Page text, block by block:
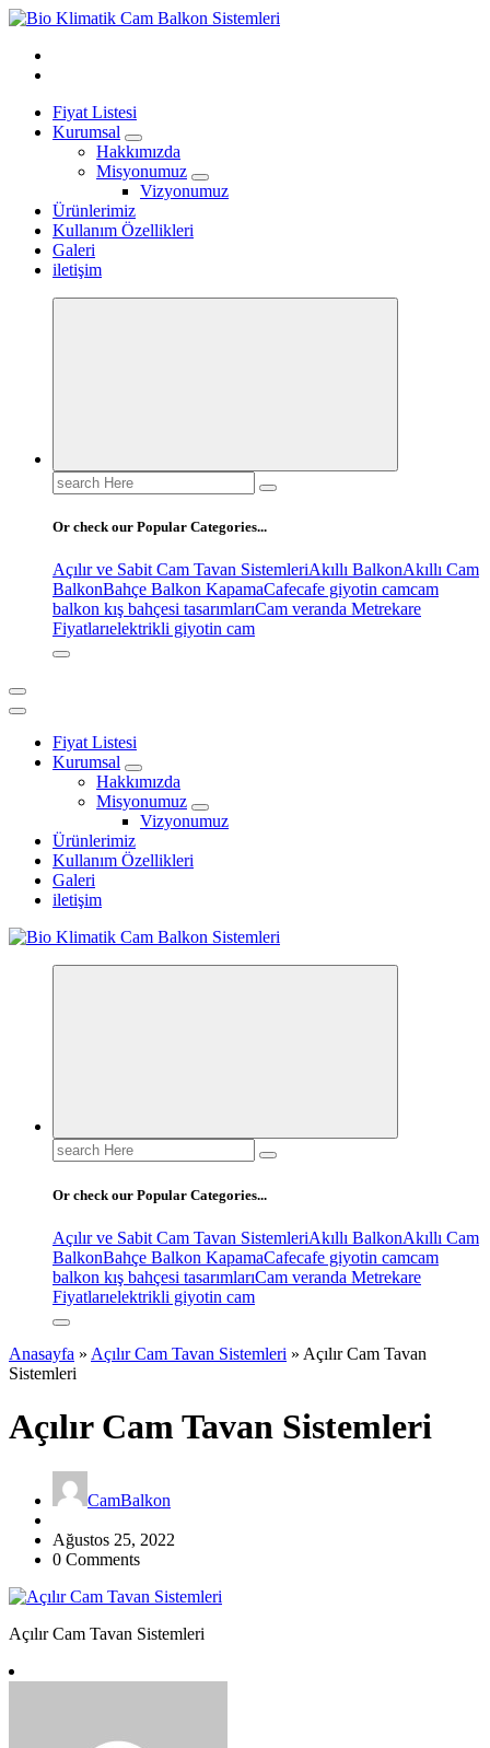
Skip
content
Fiyat Listesi
Kurumsal
Hakkımızda
Misyonumuz
Vizyonumuz
Ürünlerimiz
Kullanım Özellikleri
Galeri
iletişim
Search
for:
Or check our Popular Categories...
Açılır ve Sabit Cam Tavan SistemleriAkıllı BalkonAkıllı Cam
BalkonBahçe Balkon KapamaCafecafe giyotin camcam
balkon kış bahçesi tasarımlarıCam veranda Metrekare
Fiyatlarıelektrikli giyotin cam
Fiyat Listesi
Kurumsal
Hakkımızda
Misyonumuz
Vizyonumuz
Ürünlerimiz
Kullanım Özellikleri
Galeri
iletişim
Search
for:
Or check our Popular Categories...
Açılır ve Sabit Cam Tavan SistemleriAkıllı BalkonAkıllı Cam
BalkonBahçe Balkon KapamaCafecafe giyotin camcam
balkon kış bahçesi tasarımlarıCam veranda Metrekare
Fiyatlarıelektrikli giyotin cam
Anasayfa » Açılır Cam Tavan Sistemleri » Açılır Cam Tavan
Sistemleri
Açılır Cam Tavan Sistemleri
CamBalkon
Ağustos 25, 2022
0 Comments
Açılır Cam Tavan Sistemleri